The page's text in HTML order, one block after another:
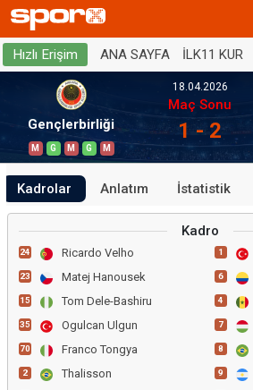
Hızlı Erişim ANA SAYFA İLK11 KUR
Gençlerbirliği
M G M G M
18.04.2026
Maç Sonu
1 - 2
Kadrolar Anlatım İstatistik
Kadro
24 Ricardo Velho
23 Matej Hanousek
15 Tom Dele-Bashiru
35 Ogulcan Ulgun
70 Franco Tongya
2 Thalisson
1
6
4
7
8
9